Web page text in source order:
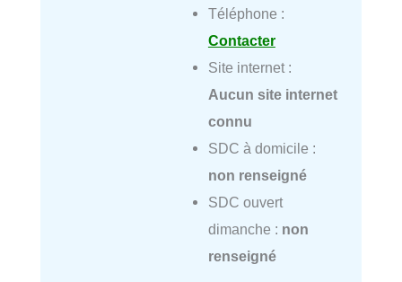
Téléphone :
Contacter
Site internet :
Aucun site internet
connu
SDC à domicile :
non renseigné
SDC ouvert
dimanche : non
renseigné